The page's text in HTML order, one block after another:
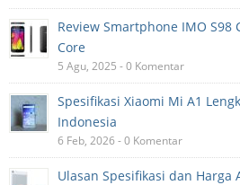
Review Smartphone IMO
Core
5 Agu, 2025 - 0 Komentar
Spesifikasi Xiaomi Mi A1
Indonesia
6 Feb, 2026 - 0 Komentar
Ulasan Spesifikasi dan Harga